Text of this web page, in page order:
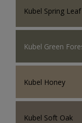
Kubel Spring Leaf
Kubel Green
Kubel Honey
Kubel Soft Oak